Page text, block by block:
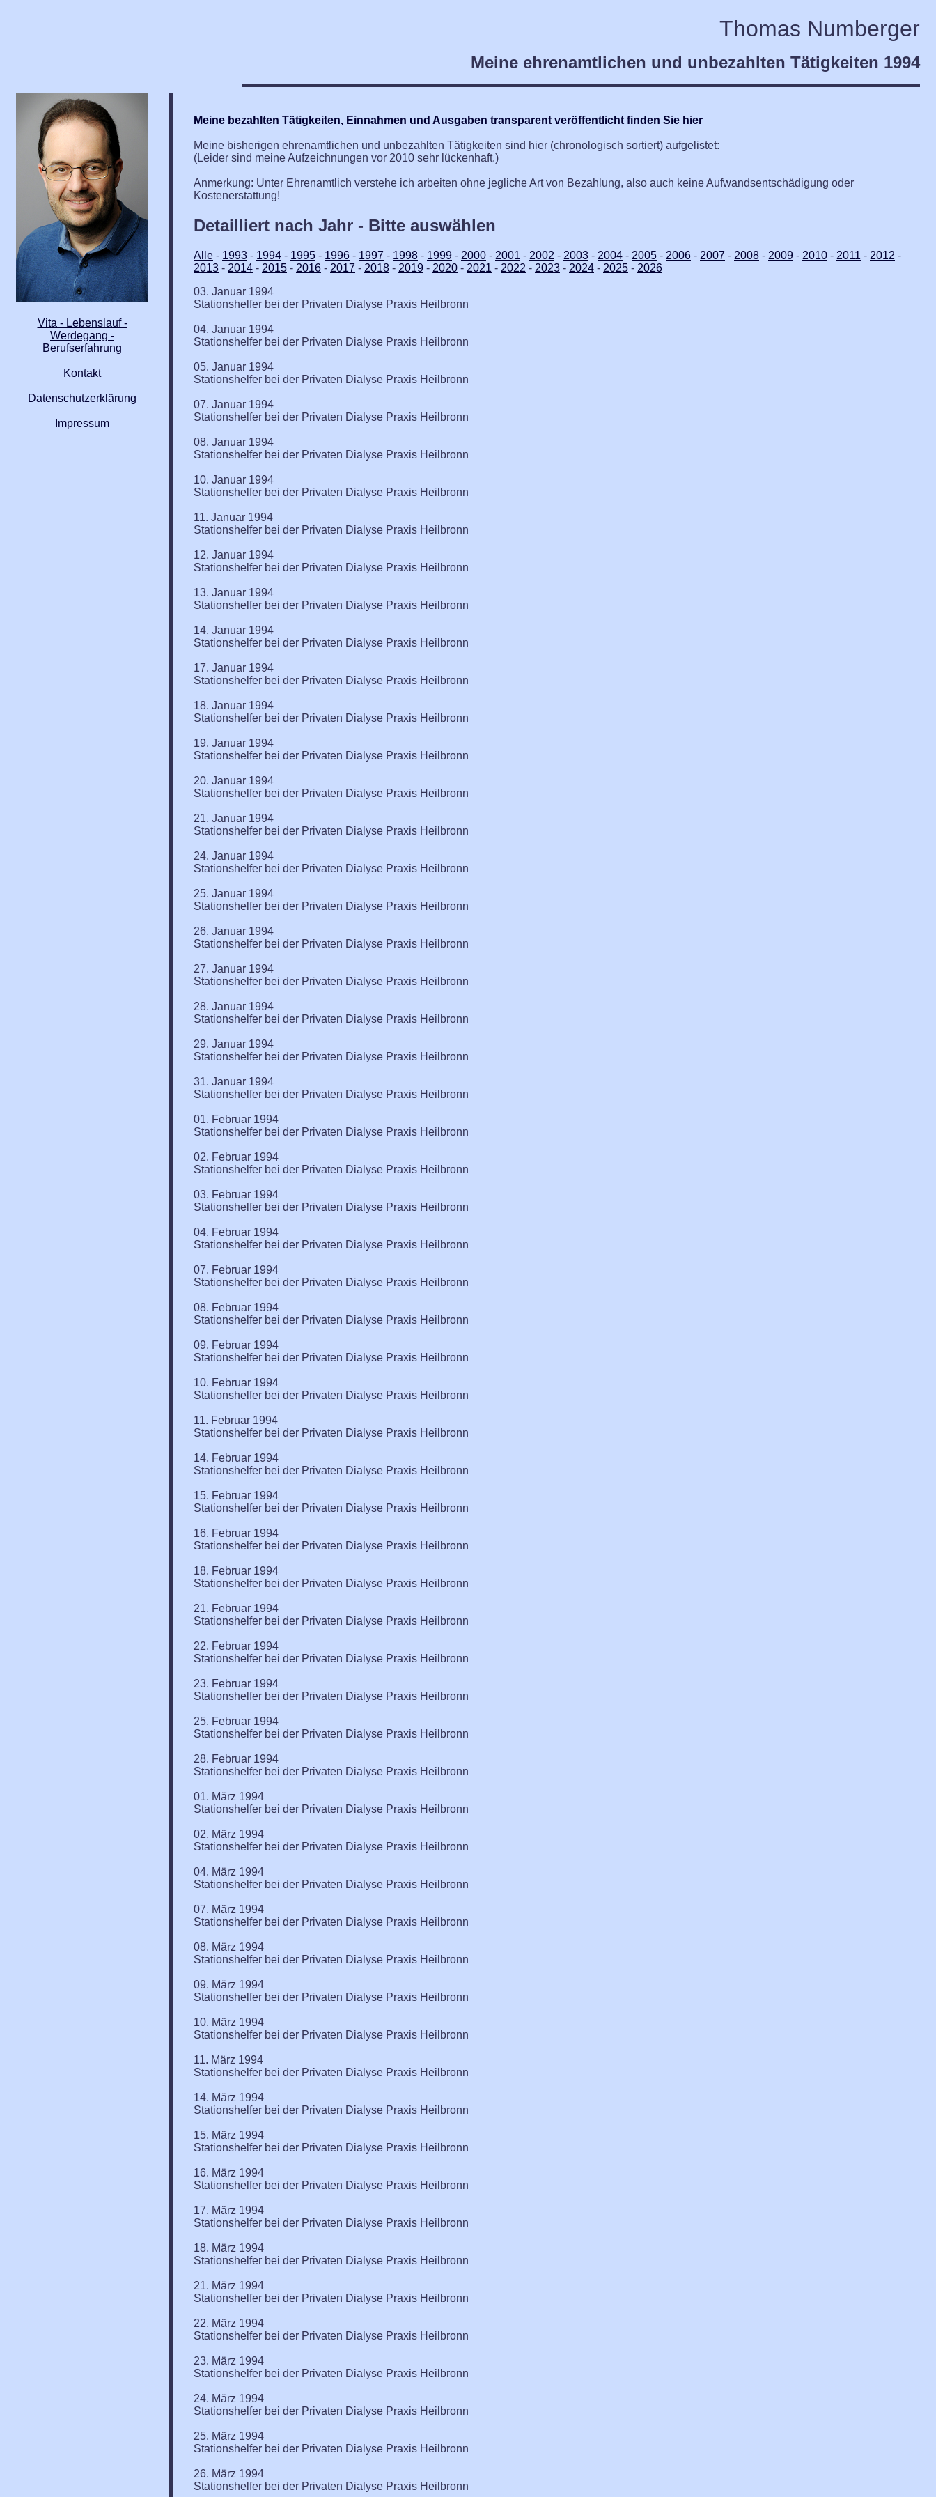
Thomas Numberger
Meine ehrenamtlichen und unbezahlten Tätigkeiten 1994
Vita - Lebenslauf -
Werdegang -
Berufserfahrung
Kontakt
Datenschutzerklärung
Impressum
Meine bezahlten Tätigkeiten, Einnahmen und Ausgaben transparent veröffentlicht finden Sie hier
Meine bisherigen ehrenamtlichen und unbezahlten Tätigkeiten sind hier (chronologisch sortiert) aufgelistet:
(Leider sind meine Aufzeichnungen vor 2010 sehr lückenhaft.)
Anmerkung: Unter Ehrenamtlich verstehe ich arbeiten ohne jegliche Art von Bezahlung, also auch keine Aufwandsentschädigung oder
Kostenerstattung!
Detailliert nach Jahr - Bitte auswählen
Alle - 1993 - 1994 - 1995 - 1996 - 1997 - 1998 - 1999 - 2000 - 2001 - 2002 - 2003 - 2004 - 2005 - 2006 - 2007 - 2008 - 2009 - 2010 - 2011 - 2012 -
2013 - 2014 - 2015 - 2016 - 2017 - 2018 - 2019 - 2020 - 2021 - 2022 - 2023 - 2024 - 2025 - 2026
03. Januar 1994
Stationshelfer bei der Privaten Dialyse Praxis Heilbronn
04. Januar 1994
Stationshelfer bei der Privaten Dialyse Praxis Heilbronn
05. Januar 1994
Stationshelfer bei der Privaten Dialyse Praxis Heilbronn
07. Januar 1994
Stationshelfer bei der Privaten Dialyse Praxis Heilbronn
08. Januar 1994
Stationshelfer bei der Privaten Dialyse Praxis Heilbronn
10. Januar 1994
Stationshelfer bei der Privaten Dialyse Praxis Heilbronn
11. Januar 1994
Stationshelfer bei der Privaten Dialyse Praxis Heilbronn
12. Januar 1994
Stationshelfer bei der Privaten Dialyse Praxis Heilbronn
13. Januar 1994
Stationshelfer bei der Privaten Dialyse Praxis Heilbronn
14. Januar 1994
Stationshelfer bei der Privaten Dialyse Praxis Heilbronn
17. Januar 1994
Stationshelfer bei der Privaten Dialyse Praxis Heilbronn
18. Januar 1994
Stationshelfer bei der Privaten Dialyse Praxis Heilbronn
19. Januar 1994
Stationshelfer bei der Privaten Dialyse Praxis Heilbronn
20. Januar 1994
Stationshelfer bei der Privaten Dialyse Praxis Heilbronn
21. Januar 1994
Stationshelfer bei der Privaten Dialyse Praxis Heilbronn
24. Januar 1994
Stationshelfer bei der Privaten Dialyse Praxis Heilbronn
25. Januar 1994
Stationshelfer bei der Privaten Dialyse Praxis Heilbronn
26. Januar 1994
Stationshelfer bei der Privaten Dialyse Praxis Heilbronn
27. Januar 1994
Stationshelfer bei der Privaten Dialyse Praxis Heilbronn
28. Januar 1994
Stationshelfer bei der Privaten Dialyse Praxis Heilbronn
29. Januar 1994
Stationshelfer bei der Privaten Dialyse Praxis Heilbronn
31. Januar 1994
Stationshelfer bei der Privaten Dialyse Praxis Heilbronn
01. Februar 1994
Stationshelfer bei der Privaten Dialyse Praxis Heilbronn
02. Februar 1994
Stationshelfer bei der Privaten Dialyse Praxis Heilbronn
03. Februar 1994
Stationshelfer bei der Privaten Dialyse Praxis Heilbronn
04. Februar 1994
Stationshelfer bei der Privaten Dialyse Praxis Heilbronn
07. Februar 1994
Stationshelfer bei der Privaten Dialyse Praxis Heilbronn
08. Februar 1994
Stationshelfer bei der Privaten Dialyse Praxis Heilbronn
09. Februar 1994
Stationshelfer bei der Privaten Dialyse Praxis Heilbronn
10. Februar 1994
Stationshelfer bei der Privaten Dialyse Praxis Heilbronn
11. Februar 1994
Stationshelfer bei der Privaten Dialyse Praxis Heilbronn
14. Februar 1994
Stationshelfer bei der Privaten Dialyse Praxis Heilbronn
15. Februar 1994
Stationshelfer bei der Privaten Dialyse Praxis Heilbronn
16. Februar 1994
Stationshelfer bei der Privaten Dialyse Praxis Heilbronn
18. Februar 1994
Stationshelfer bei der Privaten Dialyse Praxis Heilbronn
21. Februar 1994
Stationshelfer bei der Privaten Dialyse Praxis Heilbronn
22. Februar 1994
Stationshelfer bei der Privaten Dialyse Praxis Heilbronn
23. Februar 1994
Stationshelfer bei der Privaten Dialyse Praxis Heilbronn
25. Februar 1994
Stationshelfer bei der Privaten Dialyse Praxis Heilbronn
28. Februar 1994
Stationshelfer bei der Privaten Dialyse Praxis Heilbronn
01. März 1994
Stationshelfer bei der Privaten Dialyse Praxis Heilbronn
02. März 1994
Stationshelfer bei der Privaten Dialyse Praxis Heilbronn
04. März 1994
Stationshelfer bei der Privaten Dialyse Praxis Heilbronn
07. März 1994
Stationshelfer bei der Privaten Dialyse Praxis Heilbronn
08. März 1994
Stationshelfer bei der Privaten Dialyse Praxis Heilbronn
09. März 1994
Stationshelfer bei der Privaten Dialyse Praxis Heilbronn
10. März 1994
Stationshelfer bei der Privaten Dialyse Praxis Heilbronn
11. März 1994
Stationshelfer bei der Privaten Dialyse Praxis Heilbronn
14. März 1994
Stationshelfer bei der Privaten Dialyse Praxis Heilbronn
15. März 1994
Stationshelfer bei der Privaten Dialyse Praxis Heilbronn
16. März 1994
Stationshelfer bei der Privaten Dialyse Praxis Heilbronn
17. März 1994
Stationshelfer bei der Privaten Dialyse Praxis Heilbronn
18. März 1994
Stationshelfer bei der Privaten Dialyse Praxis Heilbronn
21. März 1994
Stationshelfer bei der Privaten Dialyse Praxis Heilbronn
22. März 1994
Stationshelfer bei der Privaten Dialyse Praxis Heilbronn
23. März 1994
Stationshelfer bei der Privaten Dialyse Praxis Heilbronn
24. März 1994
Stationshelfer bei der Privaten Dialyse Praxis Heilbronn
25. März 1994
Stationshelfer bei der Privaten Dialyse Praxis Heilbronn
26. März 1994
Stationshelfer bei der Privaten Dialyse Praxis Heilbronn